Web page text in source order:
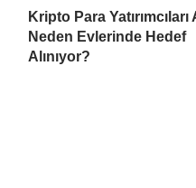
Kripto Para Yatırımcıları
Neden Evlerinde Hedef
Alınıyor?